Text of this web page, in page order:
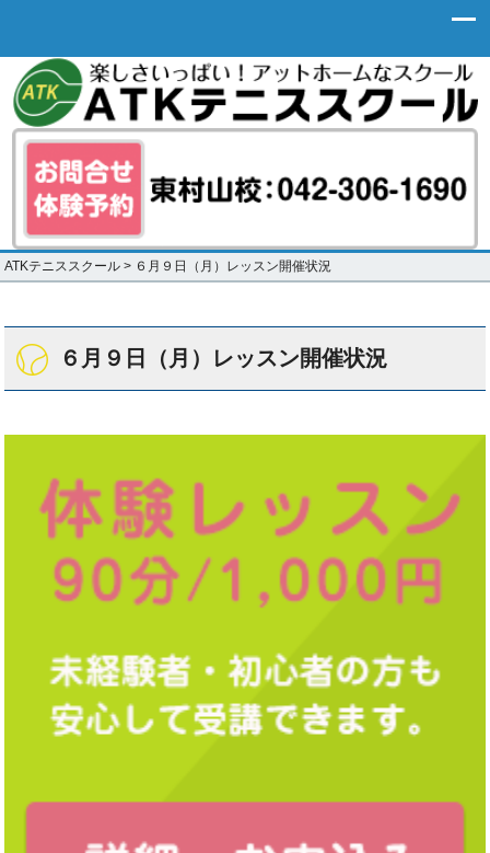
ATKテニススクール > ６月９日（月）レッスン開催状況
６月９日（月）レッスン開催状況